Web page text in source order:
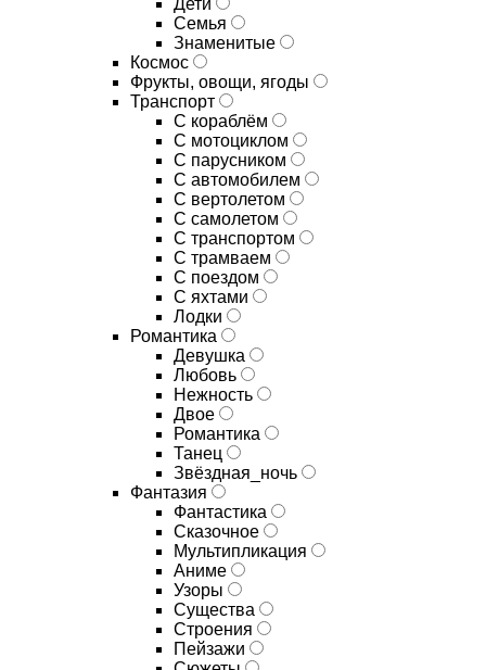
Дети
Семья
Знаменитые
Космос
Фрукты, овощи, ягоды
Транспорт
С кораблём
С мотоциклом
С парусником
С автомобилем
С вертолетом
С самолетом
С транспортом
С трамваем
С поездом
С яхтами
Лодки
Романтика
Девушка
Любовь
Нежность
Двое
Романтика
Танец
Звёздная_ночь
Фантазия
Фантастика
Сказочное
Мультипликация
Аниме
Узоры
Существа
Строения
Пейзажи